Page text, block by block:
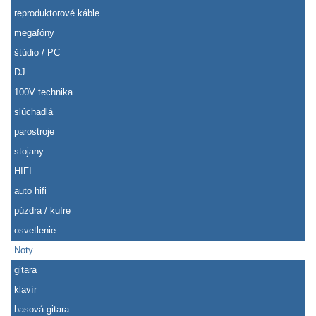
reproduktorové káble
megafóny
štúdio / PC
DJ
100V technika
slúchadlá
parostroje
stojany
HIFI
auto hifi
púzdra / kufre
osvetlenie
Noty
gitara
klavír
basová gitara